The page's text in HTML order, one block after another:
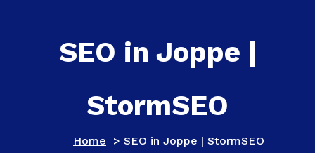
SEO in Joppe |
StormSEO
Home > SEO in Joppe | StormSEO